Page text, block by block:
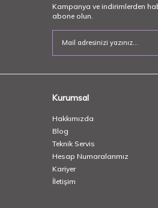
Kampanya ve indirimlerden
abone olun.
Kurumsal
Hakkımızda
Blog
Teknik Servis
Hesap Numaralarımız
Kariyer
İletişim